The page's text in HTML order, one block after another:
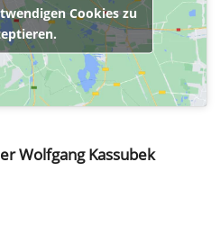
Cookies zu
Wolfgang Kassubek